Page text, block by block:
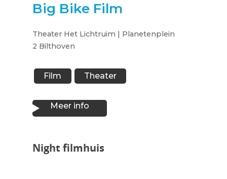
Big Bike Film
Theater Het Lichtruim | Planetenplein
2 Bilthoven
Film Theater
Meer info
Night filmhuis